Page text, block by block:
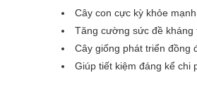
Cây con cực kỳ khỏe
Tăng cường sức đề kháng
Cây giống phát triển đồng
Giúp tiết kiệm đáng kể chi